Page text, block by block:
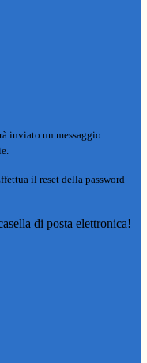
inviato un messaggio
il reset della password
di posta elettronica!